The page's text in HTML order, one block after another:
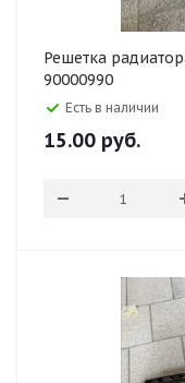
Решетка
90000990
Есть в наличии
15.00 руб.